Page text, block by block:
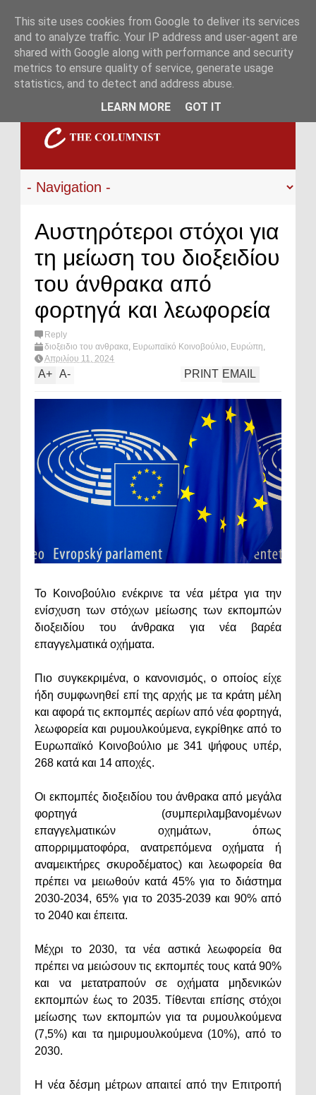
Αυστηρότεροι στόχοι για
τη μείωση του διοξειδίου
του άνθρακα από
φορτηγά και λεωφορεία
Reply
διοξειδιο του ανθρακα, Ευρωπαϊκό Κοινοβούλιο, Ευρώπη,
περιβαλλον
πολιτική
Απριλίου 11, 2024
A+ A- EMAIL
PRINT
Το Κοινοβούλιο ενέκρινε τα νέα μέτρα για την
ενίσχυση των στόχων μείωσης των εκπομπών
διοξειδίου του άνθρακα για νέα βαρέα
επαγγελματικά οχήματα.
Πιο συγκεκριμένα, ο κανονισμός, ο οποίος είχε
ήδη συμφωνηθεί επί της αρχής με τα κράτη μέλη
και αφορά τις εκπομπές αερίων από νέα φορτηγά,
λεωφορεία και ρυμουλκούμενα, εγκρίθηκε από το
Ευρωπαϊκό Κοινοβούλιο με 341 ψήφους υπέρ,
268 κατά και 14 αποχές.
Οι εκπομπές διοξειδίου του άνθρακα από μεγάλα
φορτηγά (συμπεριλαμβανομένων
επαγγελματικών οχημάτων, όπως
απορριμματοφόρα, ανατρεπόμενα οχήματα ή
αναμεικτήρες σκυροδέματος) και λεωφορεία θα
πρέπει να μειωθούν κατά 45% για το διάστημα
2030-2034, 65% για το 2035-2039 και 90% από
το 2040 και έπειτα.
Μέχρι το 2030, τα νέα αστικά λεωφορεία θα
πρέπει να μειώσουν τις εκπομπές τους κατά 90%
και να μετατραπούν σε οχήματα μηδενικών
εκπομπών έως το 2035. Τίθενται επίσης στόχοι
μείωσης των εκπομπών για τα ρυμουλκούμενα
(7,5%) και τα ημιρυμουλκούμενα (10%), από το
2030.
Η νέα δέσμη μέτρων απαιτεί από την Επιτροπή
This site uses cookies from Google to deliver its services
and to analyze traffic. Your IP address and user-agent are
shared with Google along with performance and security
metrics to ensure quality of service, generate usage
statistics, and to detect and address abuse.
LEARN MORE
GOT IT